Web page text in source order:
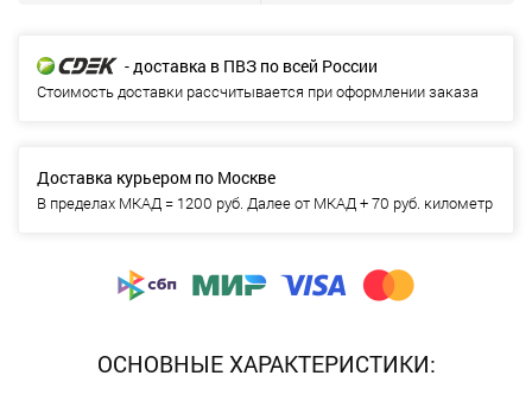
- доставка в ПВЗ по всей России
Стоимость доставки рассчитывается при оформлении заказа
Доставка курьером по Москве
В пределах МКАД = 1200 руб. Далее от МКАД + 70 руб. километр
ОСНОВНЫЕ ХАРАКТЕРИСТИКИ: